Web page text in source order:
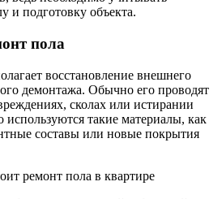
и подготовку объекта.
пола
восстановление внешнего
демонтажа. Обычно его проводят
сколах или истирании
используются такие материалы, как
составы или новые покрытия